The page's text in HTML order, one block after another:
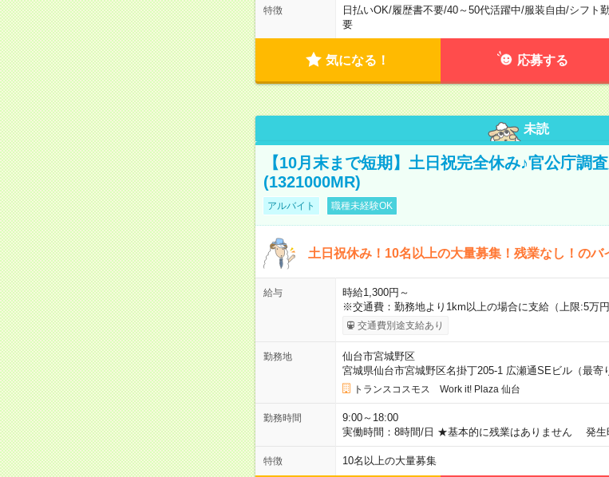
特徴 日払いOK/履歴書不要/40～50代活躍中/服装自由/シフト
要
気になる！ 応募する
未読
【10月末まで短期】土日祝完全休み♪官公庁調
(1321000MR)
アルバイト 職種未経験OK
土日祝休み！10名以上の大量募集！残業なし！のバ
給与
時給1,300円～
※交通費：勤務地より1km以上の場合に支給（上限:5万
交通費別途支給あり
勤務地
仙台市宮城野区
宮城県仙台市宮城野区名掛丁205-1 広瀬通SEビル（最寄
トランスコスモス Work it! Plaza 仙台
勤務時間
9:00～18:00
実働時間：8時間/日 ★基本的に残業はありません 発生
特徴 10名以上の大量募集